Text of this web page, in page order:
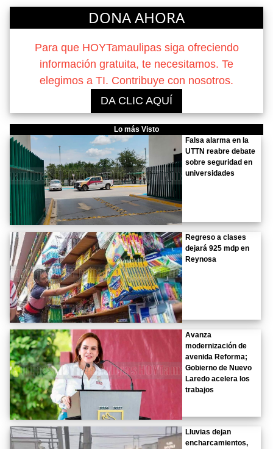
DONA AHORA
Para que HOYTamaulipas siga ofreciendo
información gratuita, te necesitamos. Te
elegimos a TI. Contribuye con nosotros.
DA CLIC AQUÍ
Lo más Visto
Falsa alarma en la
UTTN reabre debate
sobre seguridad en
universidades
Regreso a clases
dejará 925 mdp en
Reynosa
Avanza
modernización de
avenida Reforma;
Gobierno de Nuevo
Laredo acelera los
trabajos
Lluvias dejan
encharcamientos,